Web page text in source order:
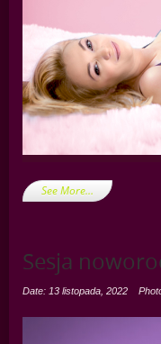
See More…
Sesja
Date: 13 listopada, 2022